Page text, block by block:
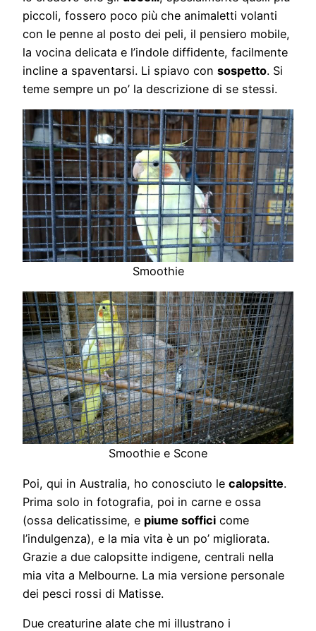
piccoli, fossero poco più che animaletti volanti
con le penne al posto dei peli, il pensiero mobile,
la vocina delicata e l’indole diffidente, facilmente
incline a spaventarsi. Li spiavo con sospetto. Si
teme sempre un po’ la descrizione di se stessi.
Smoothie
Smoothie e Scone
Poi, qui in Australia, ho conosciuto le calopsitte.
Prima solo in fotografia, poi in carne e ossa
(ossa delicatissime, e piume soffici come
l’indulgenza), e la mia vita è un po’ migliorata.
Grazie a due calopsitte indigene, centrali nella
mia vita a Melbourne. La mia versione personale
dei pesci rossi di Matisse.
Due creaturine alate che mi illustrano i